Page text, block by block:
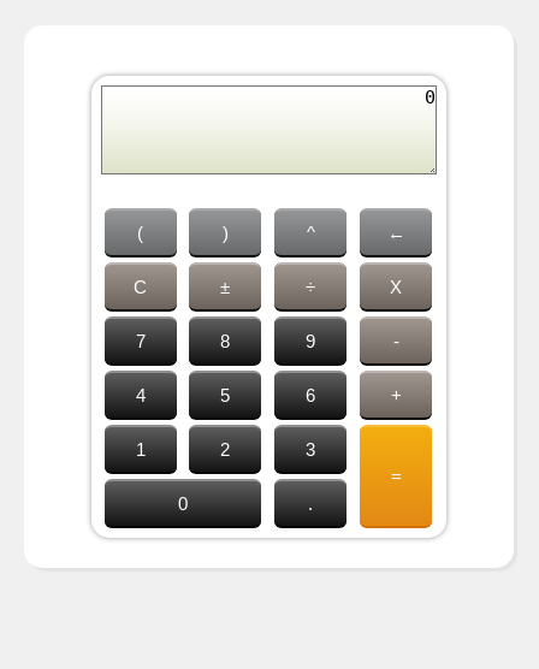
( ) ^ ←
C ± ÷ X
7 8 9 -
4 5 6 +
1 2
3
=
0
.